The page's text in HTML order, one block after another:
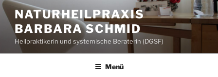
Zum
Inhalt
springen
NATURHEILPRAXIS
BARBARA SCHMID
Heilpraktikerin und systemische Beraterin (DGSF)
Menü